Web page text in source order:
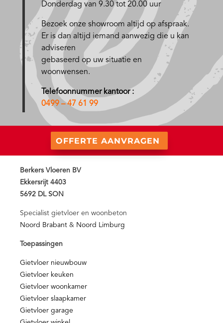
Donderdag van 9.30 tot 20.00 uur
Bezoek onze showroom altijd op afspraak.
Er is dan altijd iemand aanwezig die u kan
adviseren
gebaseerd op uw situatie en
woonwensen.
Telefoonnummer kantoor :
0499 – 47 61 99
OFFERTE AANVRAGEN
Berkers Vloeren BV
Ekkersrijt 4403
5692 DL SON
Specialist gietvloer en woonbeton
Noord Brabant & Noord Limburg
Toepassingen
Gietvloer nieuwbouw
Gietvloer keuken
Gietvloer woonkamer
Gietvloer slaapkamer
Gietvloer garage